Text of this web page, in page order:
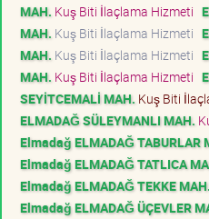
MAH. Kuş Biti İlaçlama Hizmeti
MAH. Kuş Biti İlaçlama Hizmeti
MAH. Kuş Biti İlaçlama Hizmeti
MAH. Kuş Biti İlaçlama Hizmeti
SEYİTCEMALİ MAH. Kuş Biti
ELMADAĞ SÜLEYMANLI MAH.
Elmadağ ELMADAĞ TABURLAR
Elmadağ ELMADAĞ TATLICA
Elmadağ ELMADAĞ TEKKE MAH.
Elmadağ ELMADAĞ ÜÇEVLER